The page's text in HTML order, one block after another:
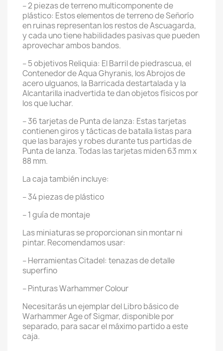
– 2 piezas de terreno multicomponente de
plástico: Estos elementos de terreno de Señorío
en ruinas representan los restos de Ascuagarda,
y cada uno tiene habilidades pasivas que pueden
aprovechar ambos bandos.
– 5 objetivos Reliquia: El Barril de piedrascua, el
Contenedor de Aqua Ghyranis, los Abrojos de
acero ulguanos, la Barricada destartalada y la
Alcantarilla inadvertida te dan objetos físicos por
los que luchar.
– 36 tarjetas de Punta de lanza: Estas tarjetas
contienen giros y tácticas de batalla listas para
que las barajes y robes durante tus partidas de
Punta de lanza. Todas las tarjetas miden 63 mm x
88 mm.
La caja también incluye:
– 34 piezas de plástico
– 1 guía de montaje
Las miniaturas se proporcionan sin montar ni
pintar. Recomendamos usar:
– Herramientas Citadel: tenazas de detalle
superfino
– Pinturas Warhammer Colour
Necesitarás un ejemplar del Libro básico de
Warhammer Age of Sigmar, disponible por
separado, para sacar el máximo partido a este
caja.